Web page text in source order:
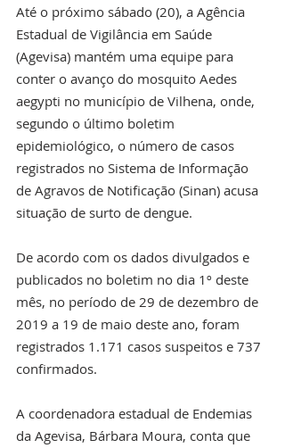
Até o próximo sábado (20), a Agência
Estadual de Vigilância em Saúde
(Agevisa) mantém uma equipe para
conter o avanço do mosquito Aedes
aegypti no município de Vilhena, onde,
segundo o último boletim
epidemiológico, o número de casos
registrados no Sistema de Informação
de Agravos de Notificação (Sinan) acusa
situação de surto de dengue.
De acordo com os dados divulgados e
publicados no boletim no dia 1º deste
mês, no período de 29 de dezembro de
2019 a 19 de maio deste ano, foram
registrados 1.171 casos suspeitos e 737
confirmados.
A coordenadora estadual de Endemias
da Agevisa, Bárbara Moura, conta que